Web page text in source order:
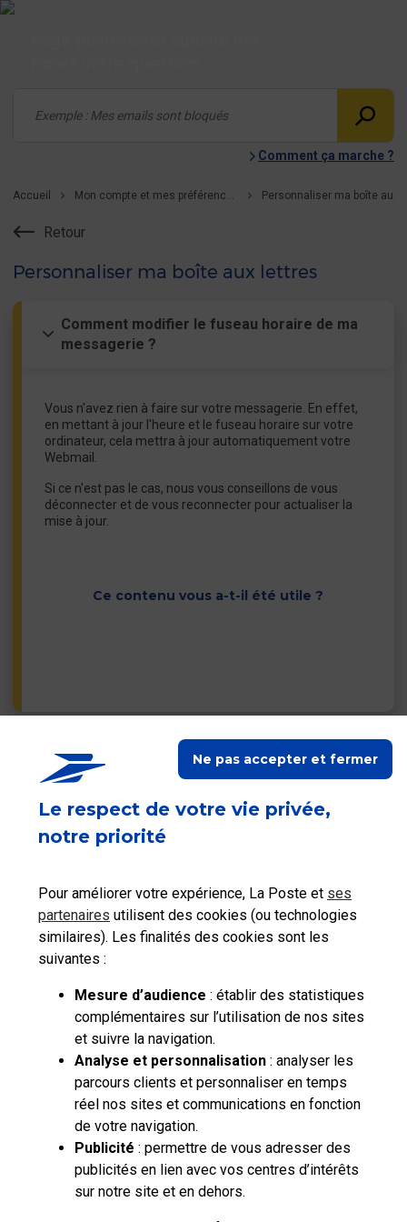
Le respect de votre vie privée,
notre priorité
Pour améliorer votre expérience, La Poste et ses
partenaires utilisent des cookies (ou technologies
similaires). Les finalités des cookies sont les
suivantes :
Mesure d’audience : établir des statistiques
complémentaires sur l’utilisation de nos sites
et suivre la navigation.
Analyse et personnalisation : analyser les
parcours clients et personnaliser en temps
réel nos sites et communications en fonction
de votre navigation.
Publicité : permettre de vous adresser des
publicités en lien avec vos centres d’intérêts
sur notre site et en dehors.
Ne pas accepter et fermer
Comment ça marche ?
Accueil Mon compte et mes préférences
Retour
Personnaliser ma boîte aux lettres
Comment modifier le fuseau horaire de ma
messagerie ?
Vous n'avez rien à faire sur votre messagerie. En effet,
en mettant à jour l'heure et le fuseau horaire sur votre
ordinateur, cela mettra à jour automatiquement votre
Webmail.
Si ce n'est pas le cas, nous vous conseillons de vous
déconnecter et de vous reconnecter pour actualiser la
mise à jour.
Ce contenu vous a-t-il été utile ?
Contacter les autres services du Groupe La